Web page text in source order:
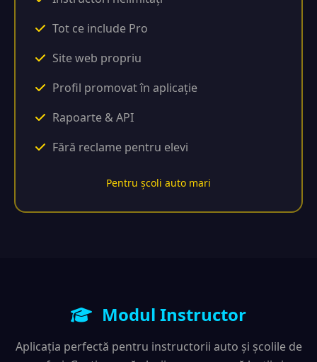
Tot ce include Pro
Site web propriu
Profil promovat în aplicație
Rapoarte & API
Fără reclame pentru elevi
Pentru școli auto mari
Modul Instructor
Aplicația perfectă pentru instructorii auto și școlile de